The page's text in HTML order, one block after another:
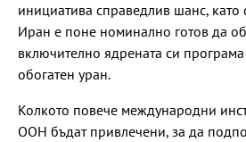
инициатива справедлив шанс,
Иран е поне номинално готов да
включително ядрената си програма
обогатен уран.
Колкото повече международни
ООН бъдат привлечени, за да